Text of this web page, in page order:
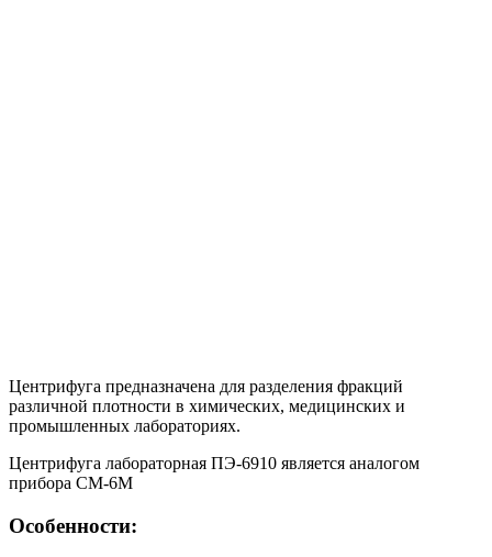
Центрифуга предназначена для разделения фракций
различной плотности в химических, медицинских и
промышленных лабораториях.
Центрифуга лабораторная ПЭ-6910 является аналогом
прибора СМ-6М
Особенности: